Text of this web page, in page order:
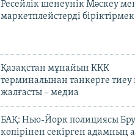
Ресейлік шенеунік Мәскеу
маркетплейстерді
Қазақстан мұнайын КҚК
терминалынан танкерге тиеу
жалғасты – медиа
БАҚ: Нью-Йорк полициясы
көпірінен секірген адамның